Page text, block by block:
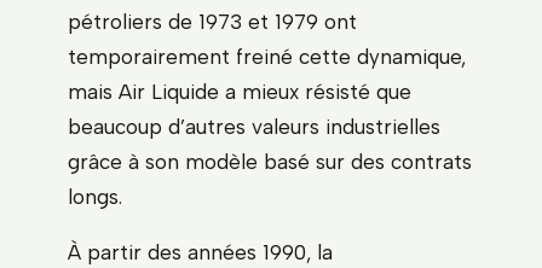
pétroliers de 1973 et 1979 ont
temporairement freiné cette dynamique,
mais Air Liquide a mieux résisté que
beaucoup d’autres valeurs industrielles
grâce à son modèle basé sur des contrats
longs.
À partir des années 1990, la